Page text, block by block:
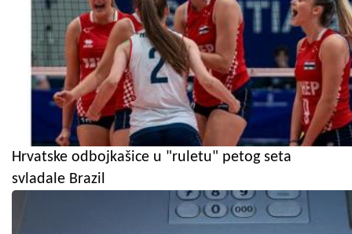
Hrvatske odbojkašice u "ruletu" petog seta
svladale Brazil